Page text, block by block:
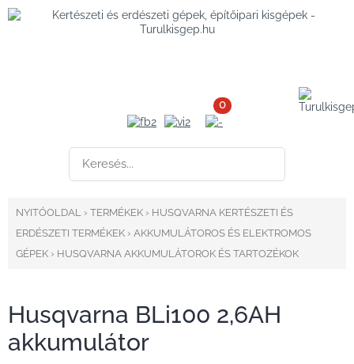
0
NYITÓOLDAL › TERMÉKEK › HUSQVARNA KERTÉSZETI ÉS
ERDÉSZETI TERMÉKEK › AKKUMULÁTOROS ÉS ELEKTROMOS
GÉPEK › HUSQVARNA AKKUMULÁTOROK ÉS TARTOZÉKOK
Husqvarna BLi100 2,6AH
akkumulátor